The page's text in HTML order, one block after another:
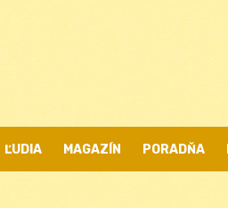
ĽUDIA MAGAZÍN PORADŇA